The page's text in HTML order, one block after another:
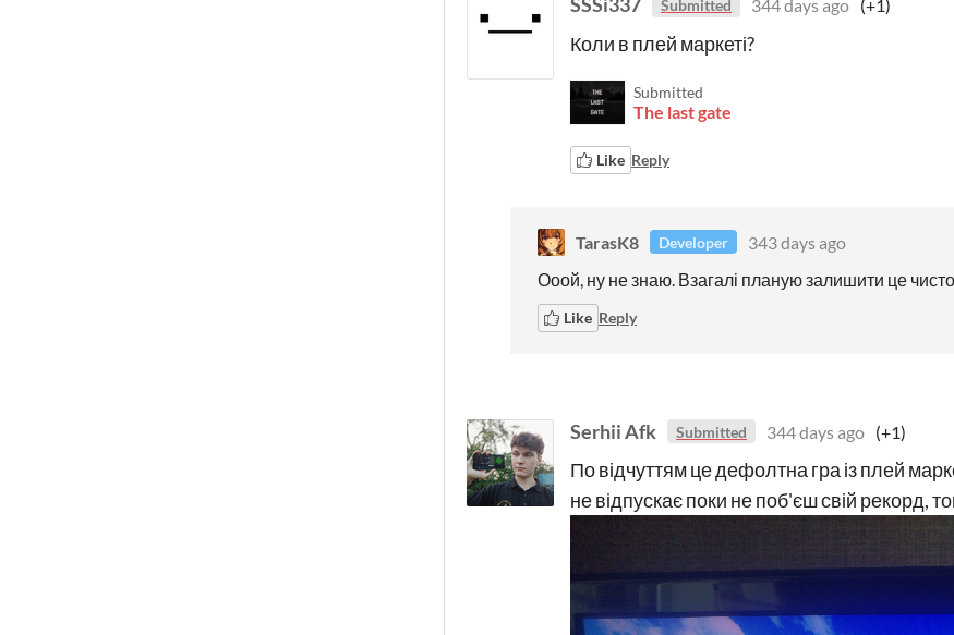
Submitted 344 days ago (+1)
Коли в плей маркеті?
Submitted
The last gate
Like Reply
TarasK8 Developer
343 days ago
Ооой, ну не знаю. Взагалі планую залишити це
Like Reply
Serhii Afk Submitted 344 days ago (+1)
По відчуттям це дефолтна гра із плей
не відпускає поки не поб'єш свій рекорд,